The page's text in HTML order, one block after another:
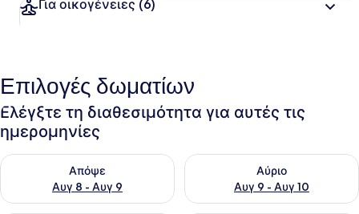
Για οικογένειες (6)
Επιλογές δωματίων
Ελέγξτε τη διαθεσιμότητα για αυτές τις
ημερομηνίες
Απόψε
Αυγ 8 - Αυγ 9
Έλεγχος διαθεσιμότητας για απόψε Αυγ 8 - Αυγ 9
Αύριο
Αυγ 9 - Αυγ 10
Έλεγχος διαθεσιμότητας